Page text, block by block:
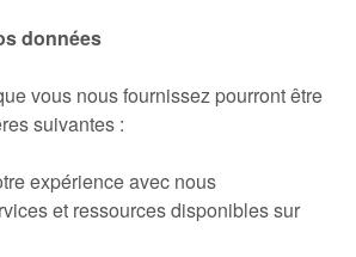
données
vous nous fournissez pourront être
suivantes :
expérience avec nous
et ressources disponibles sur